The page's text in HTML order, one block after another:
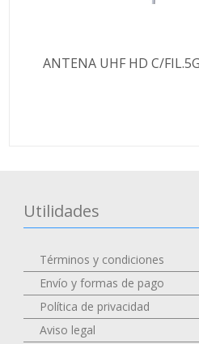
ANTENA UHF HD C/
Utilidades
Términos y condiciones
Envío y formas de pago
Política de privacidad
Aviso legal